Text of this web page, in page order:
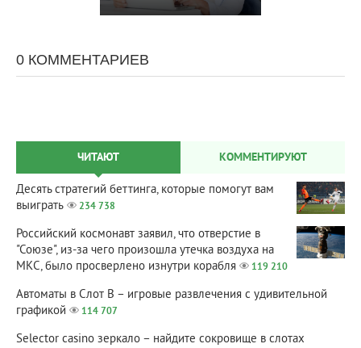
0 КОММЕНТАРИЕВ
ЧИТАЮТ КОММЕНТИРУЮТ
Десять стратегий беттинга, которые помогут вам
выиграть
234 738
Российский космонавт заявил, что отверстие в
"Союзе", из-за чего произошла утечка воздуха на
МКС, было просверлено изнутри корабля
119 210
Автоматы в Слот В – игровые развлечения с удивительной
графикой
114 707
Selector casino зеркало – найдите сокровище в слотах